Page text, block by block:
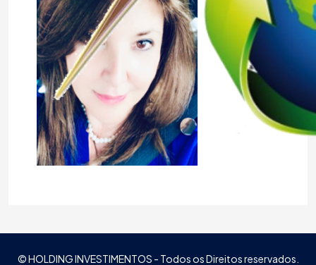
© HOLDING INVESTIMENTOS - Todos os Direitos reservados.